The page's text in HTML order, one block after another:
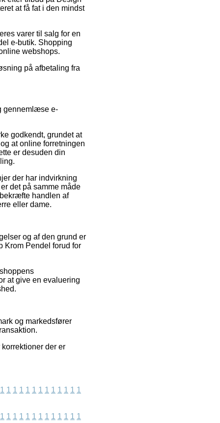
at få fat i den mindst
varer til salg for en
e-butik. Shopping
webshops.
på afbetaling fra
gennemlæse e-
godkendt, grundet at
at online forretningen
er desuden din
der har indvirkning
det på samme måde
handlen af
eller dame.
og af den grund er
Krom Pendel forud for
at give en evaluering
og markedsfører
der er
1 1 1 1 1 1 1 1 1 1 1 1 1
1 1 1 1 1 1 1 1 1 1 1 1 1